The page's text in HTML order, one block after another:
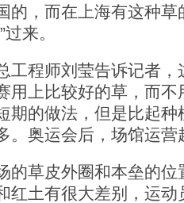
的，而在上海有这种
来。
程师刘莹告诉记者，
用上比较好的草，而
期的做法，但是比起
。奥运会后，场馆运
草皮外圈和本垒的位
红土有很大差别，运